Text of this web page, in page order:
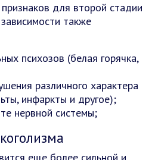
для второй стадии
также
психозов (белая горячка,
различного характера
инфаркты и другое);
нервной системы;